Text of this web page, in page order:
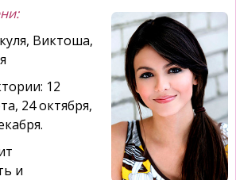
Виктоша,
12
24 октября,
и